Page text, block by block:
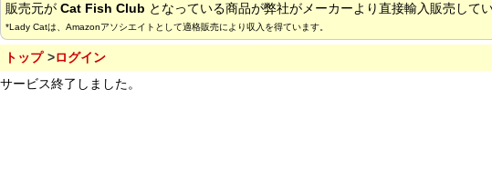
販売元が Cat Fish Club となっている商品が弊社がメーカーより直接輸入販売して
*Lady Catは、Amazonアソシエイトとして適格販売により収入を得ています。
トップ
ログイン
サービス終了しました。